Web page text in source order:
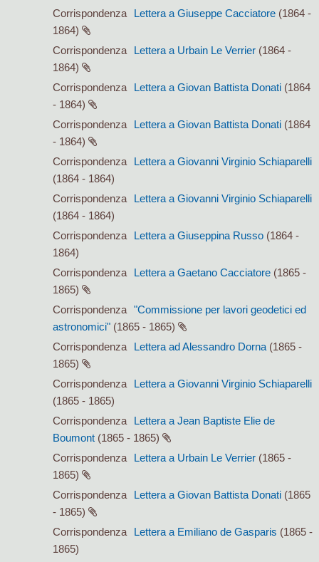
Corrispondenza Lettera a Giuseppe Cacciatore (1864 -
1864)
Corrispondenza
Lettera a Urbain Le Verrier (1864 -
1864)
Corrispondenza
Lettera a Giovan Battista Donati (1864
- 1864)
Corrispondenza
Lettera a Giovan Battista Donati (1864
- 1864)
Corrispondenza
Lettera a Giovanni Virginio Schiaparelli
(1864 - 1864)
Corrispondenza
Lettera a Giovanni Virginio Schiaparelli
(1864 - 1864)
Corrispondenza
Lettera a Giuseppina Russo (1864 -
1864)
Corrispondenza
Lettera a Gaetano Cacciatore (1865 -
1865)
Corrispondenza
"Commissione per lavori geodetici ed
astronomici" (1865 - 1865)
Corrispondenza
Lettera ad Alessandro Dorna (1865 -
1865)
Corrispondenza
Lettera a Giovanni Virginio Schiaparelli
(1865 - 1865)
Corrispondenza
Lettera a Jean Baptiste Elie de
Boumont (1865 - 1865)
Corrispondenza
Lettera a Urbain Le Verrier (1865 -
1865)
Corrispondenza
Lettera a Giovan Battista Donati (1865
- 1865)
Corrispondenza
Lettera a Emiliano de Gasparis (1865 -
1865)